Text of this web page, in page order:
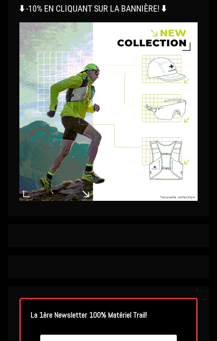
⬇️ -10% EN CLIQUANT SUR LA BANNIÈRE! ⬇️
La 1ère Newsletter 100% Matériel Trail!